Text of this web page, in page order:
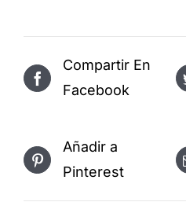
Compartir En
Facebook
Añadir a
Pinterest